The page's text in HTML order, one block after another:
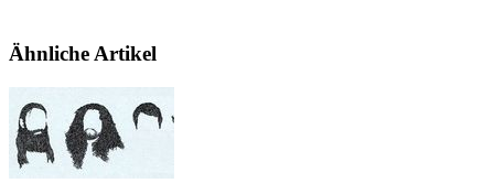
Ähnliche Artikel